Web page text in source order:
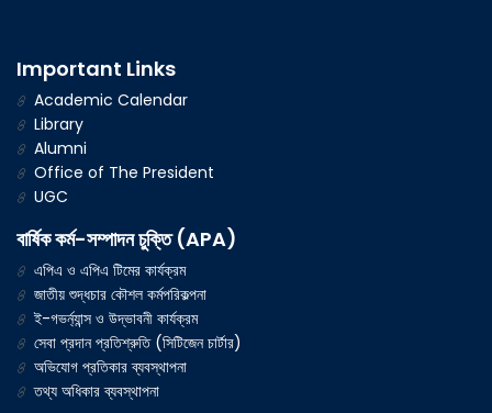
Important Links
Academic Calendar
Library
Alumni
Office of The President
UGC
বার্ষিক কর্ম-সম্পাদন চুক্তি (APA)
এপিএ ও এপিএ টিমের কার্যক্রম
জাতীয় শুদ্ধচার কৌশল কর্মপরিকল্পনা
ই-গভর্ন্যান্স ও উদ্ভাবনী কার্যক্রম
সেবা প্রদান প্রতিশ্রুতি (সিটিজেন চার্টার)
অভিযোগ প্রতিকার ব্যবস্থাপনা
তথ্য অধিকার ব্যবস্থাপনা